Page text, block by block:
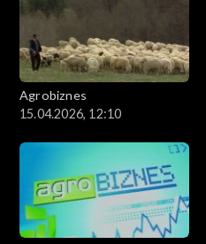
Agrobiznes
15.04.2026, 12:10